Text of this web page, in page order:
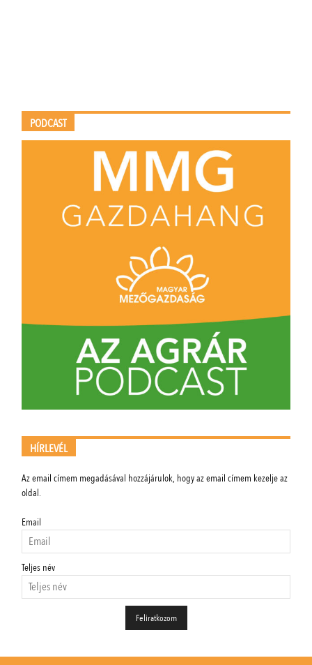
PODCAST
HÍRLEVÉL
Az email címem megadásával hozzájárulok, hogy az email címem kezelje az
oldal.
Email
Teljes név